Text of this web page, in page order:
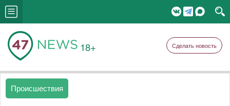
18+ Сделать новость
Происшествия